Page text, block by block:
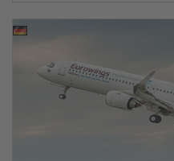
Rezeptur in die Luft